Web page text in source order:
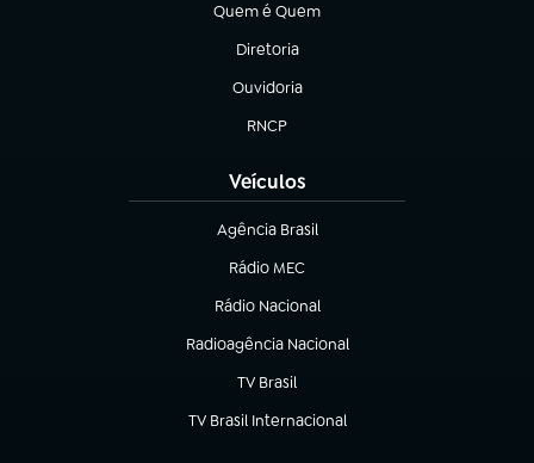
Quem é Quem
(abre em nova aba)
Diretoria
(abre em nova aba)
Ouvidoria
(abre em nova aba)
RNCP
(abre em nova aba)
Veículos
Agência Brasil
(abre em nova aba)
Rádio MEC
(abre em nova aba)
Rádio Nacional
Radioagência Nacional
(abre em nova aba)
TV Brasil
(abre em nova aba)
TV Brasil Internacional
(abre em nova aba)